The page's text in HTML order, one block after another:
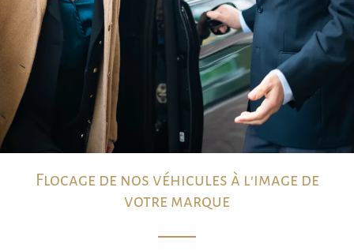
Flocage de nos véhicules à l'image de
votre marque